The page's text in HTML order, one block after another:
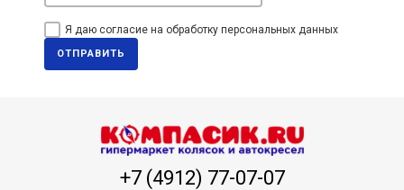
Я даю согласие на обработку персональных данных
ОТПРАВИТЬ
+7 (4912) 77-07-07